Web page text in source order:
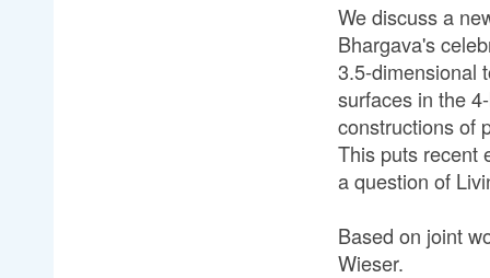
We discuss a
Bhargava's
3.5-dimensional
surfaces in the
constructions of
This puts recent
a question of
Based on joint
Wieser.